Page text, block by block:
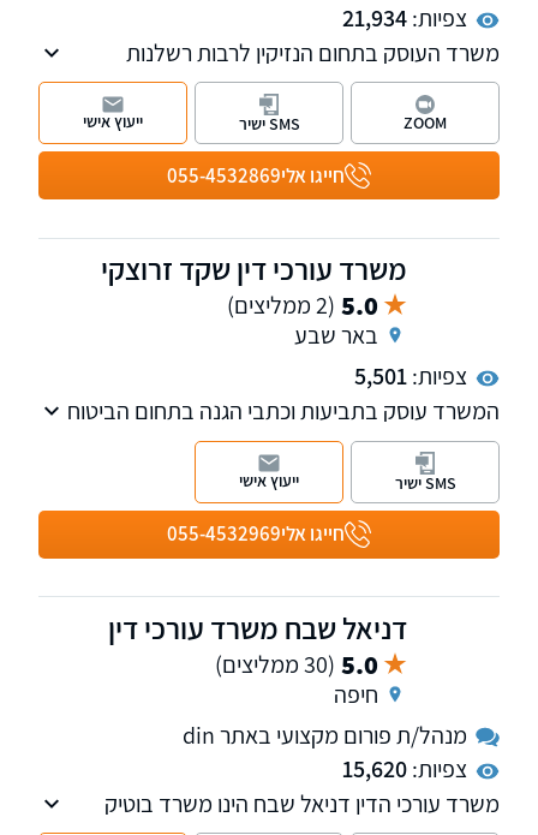
צפיות:21,934
משרד העוסק בתחום הנזיקין לרבות רשלנות
רפואית, תאונות דרכים, נזקי גוף, תביעות כנגד
משרד הביטחון, תאונות עבודה, נזקי רכוש, ביטוח
וסיעוד ועוד. למשרד שלוחות בראשון לציון
חייגו אלי055-4532869
ZOOM SMS ישיר ייעוץ אישי
משרד עורכי דין שקד זרוצקי
5.0 (2 ממליצים)
באר שבע
צפיות:5,501
המשרד עוסק בתביעות וכתבי הגנה בתחום הביטוח
והנזיקין. תחום הנזיקין כולל רשלנות רפואית, נזקי
גוף, תביעות ביטוח לאומי נזקי רכוש ועוד.
חייגו אלי055-4532969
SMS ישיר ייעוץ אישי
דניאל שבח משרד עורכי דין
5.0 (30 ממליצים)
חיפה
מנהל/ת פורום מקצועי באתר din
צפיות:15,620
משרד עורכי הדין דניאל שבח הינו משרד בוטיק